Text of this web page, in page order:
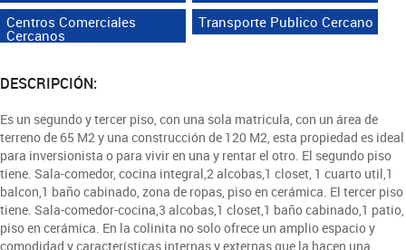
Centros Comerciales
Cercanos
Transporte Publico Cercano
DESCRIPCIÓN:
Es un segundo y tercer piso, con una sola matricula, con un área de
terreno de 65 M2 y una construcción de 120 M2, esta propiedad es ideal
para inversionista o para vivir en una y rentar el otro. El segundo piso
tiene. Sala-comedor, cocina integral,2 alcobas,1 closet, 1 cuarto util,1
balcon,1 baño cabinado, zona de ropas, piso en cerámica. El tercer piso
tiene. Sala-comedor-cocina,3 alcobas,1 closet,1 baño cabinado,1 patio,
piso en cerámica. En la colinita no solo ofrece un amplio espacio y
comodidad y características internas y externas que la hacen una